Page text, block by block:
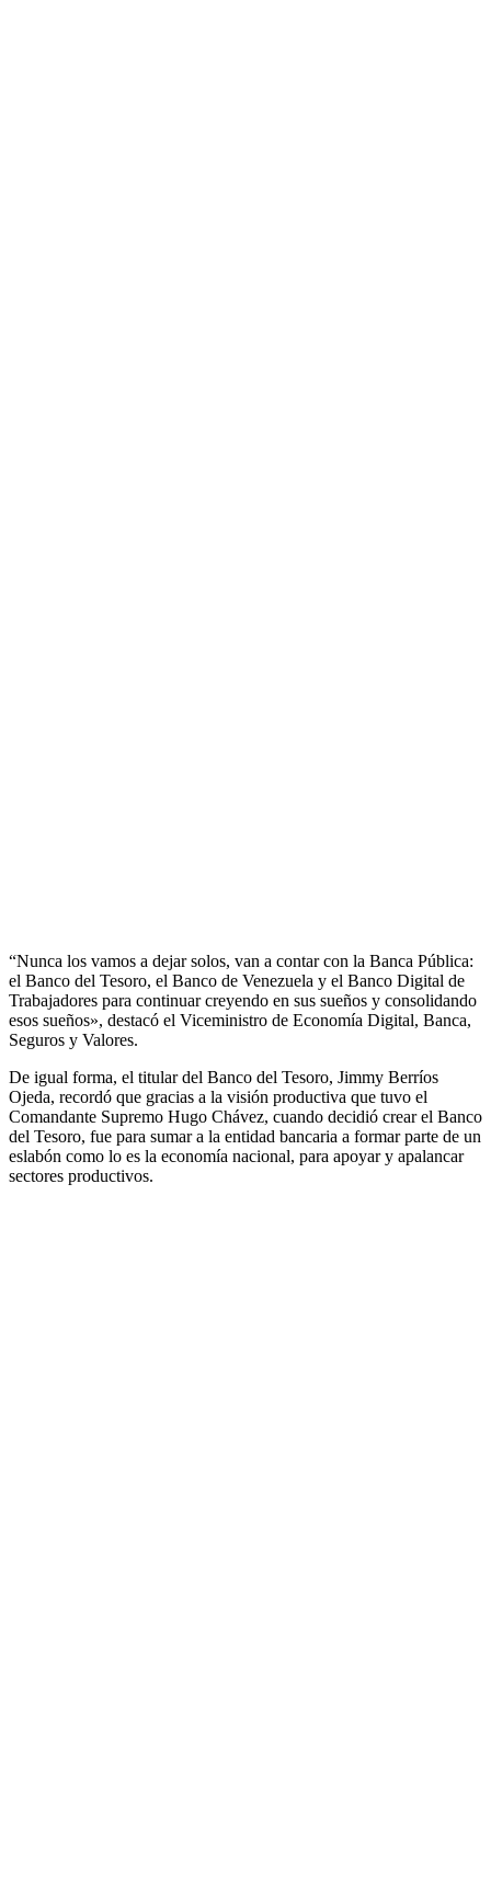
“Nunca los vamos a dejar solos, van a contar con la Banca Pública:
el Banco del Tesoro, el Banco de Venezuela y el Banco Digital de
Trabajadores para continuar creyendo en sus sueños y consolidando
esos sueños», destacó el Viceministro de Economía Digital, Banca,
Seguros y Valores.
De igual forma, el titular del Banco del Tesoro, Jimmy Berríos
Ojeda, recordó que gracias a la visión productiva que tuvo el
Comandante Supremo Hugo Chávez, cuando decidió crear el Banco
del Tesoro, fue para sumar a la entidad bancaria a formar parte de un
eslabón como lo es la economía nacional, para apoyar y apalancar
sectores productivos.